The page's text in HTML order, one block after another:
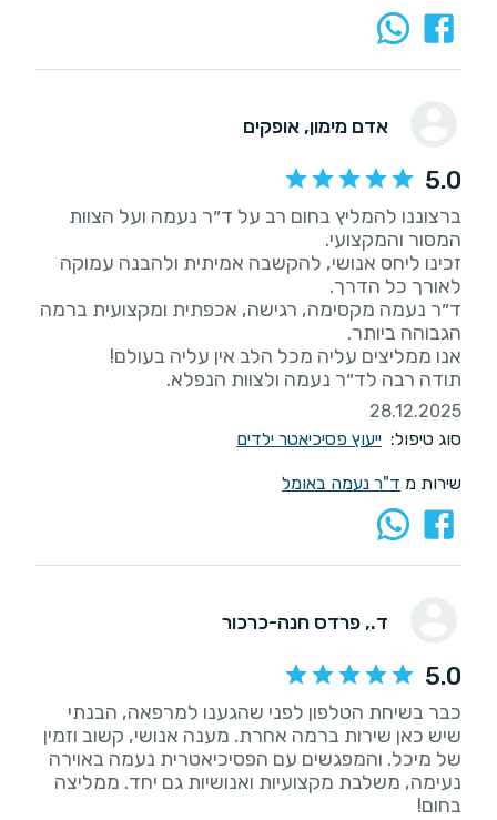
אדם מימון, אופקים
5.0
ברצוננו להמליץ בחום רב על ד״ר נעמה ועל הצוות
זכינו ליחס אנושי, להקשבה אמיתית ולהבנה עמוקה
ד״ר נעמה מקסימה, רגישה, אכפתית ומקצועית ברמה
תודה רבה לד״ר נעמה ולצוות הנפלא.
28.12.2025
סוג טיפול: ייעוץ פסיכיאטר ילדים
שירות מ ד"ר נעמה באומל
ד., פרדס חנה-כרכור
5.0
כבר בשיחת הטלפון לפני שהגענו למרפאה, הבנתי
שיש כאן שירות ברמה אחרת. מענה אנושי, קשוב וזמין
של מיכל. והמפגשים עם הפסיכיאטרית נעמה באוירה
נעימה, משלבת מקצועיות ואנושיות גם יחד. ממליצה
בחום!